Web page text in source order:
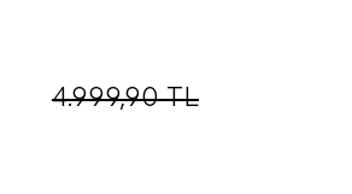
4.999,90TL